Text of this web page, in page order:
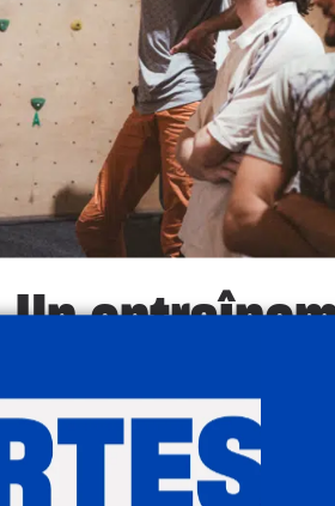
force tout